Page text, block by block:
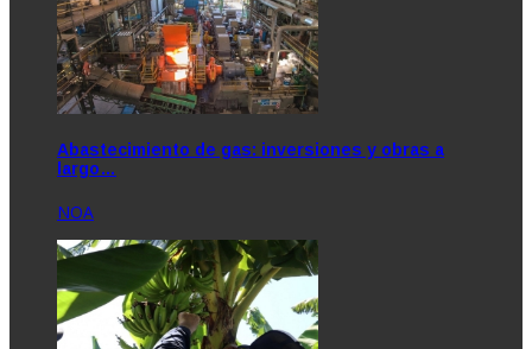
Abastecimiento de gas: inversiones y obras a
largo…
NOA